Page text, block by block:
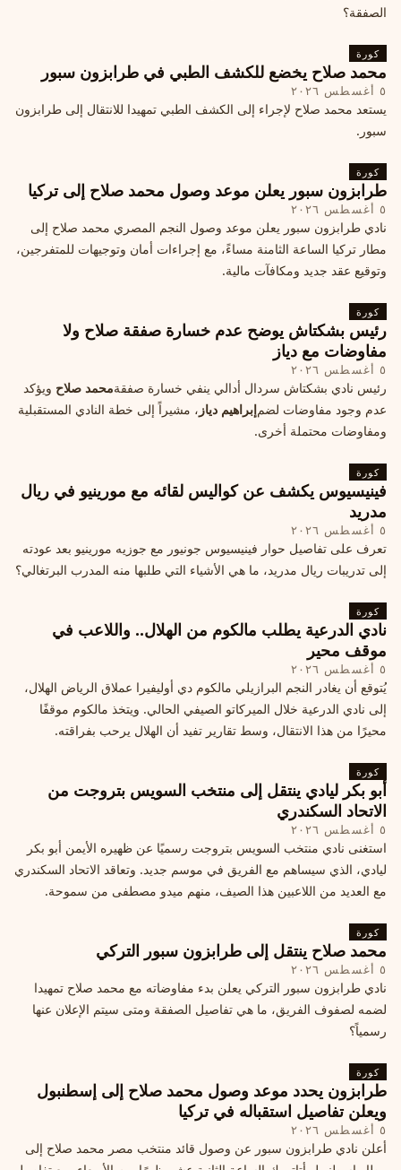
الصفقة؟
كورة
محمد صلاح يخضع للكشف الطبي في طرابزون سبور
٥ أغسطس ٢٠٢٦
يستعد محمد صلاح لإجراء إلى الكشف الطبي تمهيدا للانتقال إلى طرابزون
سبور.
كورة
طرابزون سبور يعلن موعد وصول محمد صلاح إلى تركيا
٥ أغسطس ٢٠٢٦
نادي طرابزون سبور يعلن موعد وصول النجم المصري محمد صلاح إلى
مطار تركيا الساعة الثامنة مساءً، مع إجراءات أمان وتوجيهات للمتفرجين،
وتوقيع عقد جديد ومكافآت مالية.
كورة
رئيس بشكتاش يوضح عدم خسارة صفقة صلاح ولا
مفاوضات مع دياز
٥ أغسطس ٢٠٢٦
رئيس نادي بشكتاش سردال أدالي ينفي خسارة صفقةمحمد صلاح ويؤكد
عدم وجود مفاوضات لضمإبراهيم دياز ، مشيراً إلى خطة النادي المستقبلية
ومفاوضات محتملة أخرى.
كورة
فينيسيوس يكشف عن كواليس لقائه مع مورينيو في ريال
مدريد
٥ أغسطس ٢٠٢٦
تعرف على تفاصيل حوار فينيسيوس جونيور مع جوزيه مورينيو بعد عودته
إلى تدريبات ريال مدريد، ما هي الأشياء التي طلبها منه المدرب البرتغالي؟
كورة
نادي الدرعية يطلب مالكوم من الهلال.. واللاعب في
موقف محير
٥ أغسطس ٢٠٢٦
يُتوقع أن يغادر النجم البرازيلي مالكوم دي أوليفيرا عملاق الرياض الهلال،
إلى نادي الدرعية خلال الميركاتو الصيفي الحالي. ويتخذ مالكوم موقفًا
محيرًا من هذا الانتقال، وسط تقارير تفيد أن الهلال يرحب بفراقته.
كورة
أبو بكر ليادي ينتقل إلى منتخب السويس بتروجت من
الاتحاد السكندري
٥ أغسطس ٢٠٢٦
استغنى نادي منتخب السويس بتروجت رسميًا عن ظهيره الأيمن أبو بكر
ليادي، الذي سيساهم مع الفريق في موسم جديد. وتعاقد الاتحاد السكندري
مع العديد من اللاعبين هذا الصيف، منهم ميدو مصطفى من سموحة.
كورة
محمد صلاح ينتقل إلى طرابزون سبور التركي
٥ أغسطس ٢٠٢٦
نادي طرابزون سبور التركي يعلن بدء مفاوضاته مع محمد صلاح تمهيدا
لضمه لصفوف الفريق، ما هي تفاصيل الصفقة ومتى سيتم الإعلان عنها
رسمياً؟
كورة
طرابزون يحدد موعد وصول محمد صلاح إلى إسطنبول
ويعلن تفاصيل استقباله في تركيا
٥ أغسطس ٢٠٢٦
أعلن نادي طرابزون سبور عن وصول قائد منتخب مصر محمد صلاح إلى